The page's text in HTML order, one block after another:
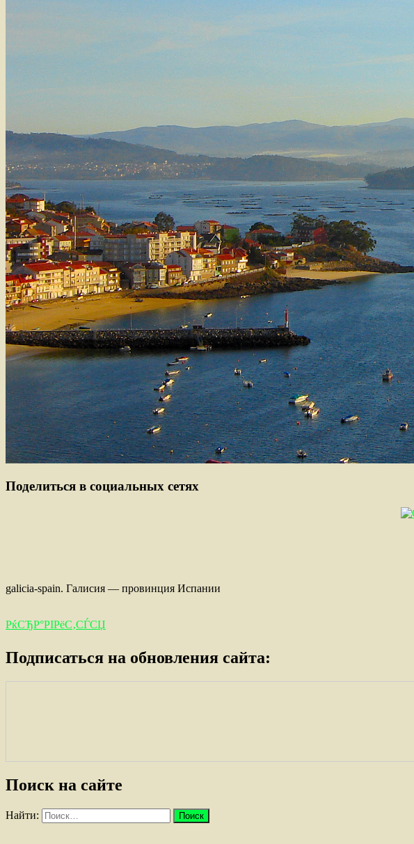
Поделиться в социальных сетях
galicia-spain. Галисия — провинция Испании
РќСЂР°РІРёС‚СЃСЏ
Подписаться на обновления сайта:
Поиск на сайте
Найти: